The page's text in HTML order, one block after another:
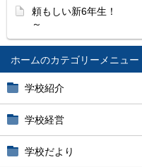
ホーム
学校紹介
学校経営
学校だより
頼もしい新6年
～